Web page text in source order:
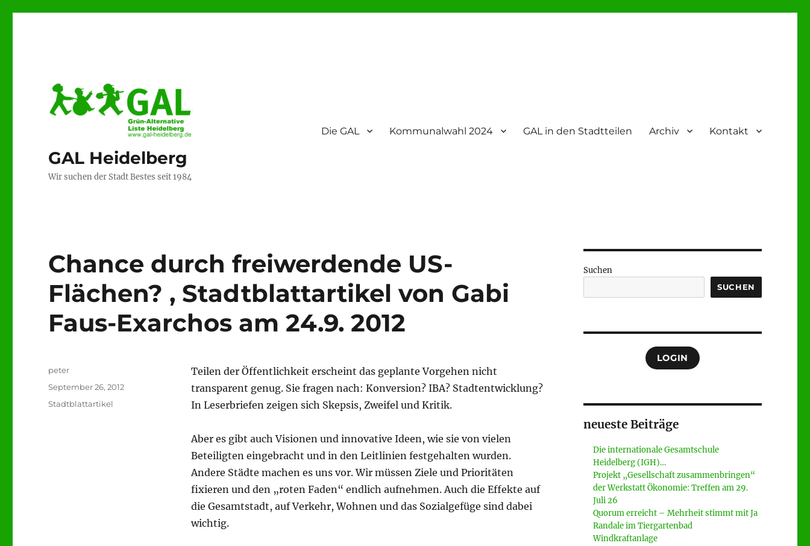
GAL Heidelberg
Wir suchen der Stadt Bestes seit 1984
Die GAL Kommunalwahl 2024 GAL in den Stadtteilen Archiv Kontakt
Chance durch freiwerdende US-
Flächen? , Stadtblattartikel von Gabi
Faus-Exarchos am 24.9. 2012
Teilen der Öffentlichkeit erscheint das geplante Vorgehen nicht
transparent genug. Sie fragen nach: Konversion? IBA? Stadtentwicklung?
In Leserbriefen zeigen sich Skepsis, Zweifel und Kritik.
Aber es gibt auch Visionen und innovative Ideen, wie sie von vielen
Beteiligten eingebracht und in den Leitlinien festgehalten wurden.
Andere Städte machen es uns vor. Wir müssen Ziele und Prioritäten
fixieren und den „roten Faden“ endlich aufnehmen. Auch die Effekte auf
die Gesamtstadt, auf Verkehr, Wohnen und das Sozialgefüge sind dabei
wichtig.
Autor
peter
Veröffentlicht
September 26, 2012
Kategorien
Stadtblattartikel
Suchen
SUCHEN
LOGIN
neueste Beiträge
Die internationale Gesamtschule
Heidelberg (IGH)…
Projekt „Gesellschaft zusammenbringen“
der Werkstatt Ökonomie: Treffen am 29.
Juli 26
Quorum erreicht – Mehrheit stimmt mit Ja
Randale im Tiergartenbad
Windkraftanlage